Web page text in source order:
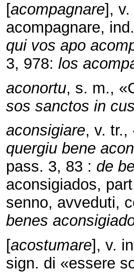
[acompagnare], v.
acompagnare,
qui vos apo
3, 978: los
aconortu, s. m.,
sos sanctos in
aconsigiare, v.
quergiu bene
pass. 3, 83 : de
aconsigiados,
senno, avveduti,
benes
[acostumare], v.
sign. di «essere